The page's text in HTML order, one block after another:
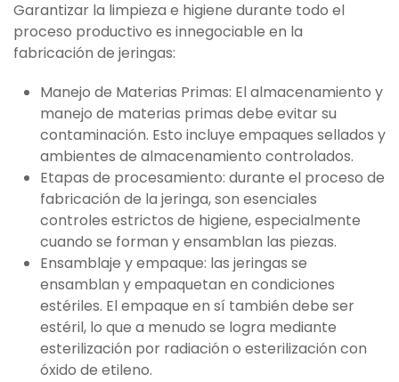
Garantizar la limpieza e higiene durante todo el
proceso productivo es innegociable en la
fabricación de jeringas:
Manejo de Materias Primas: El almacenamiento y
manejo de materias primas debe evitar su
contaminación. Esto incluye empaques sellados y
ambientes de almacenamiento controlados.
Etapas de procesamiento: durante el proceso de
fabricación de la jeringa, son esenciales
controles estrictos de higiene, especialmente
cuando se forman y ensamblan las piezas.
Ensamblaje y empaque: las jeringas se
ensamblan y empaquetan en condiciones
estériles. El empaque en sí también debe ser
estéril, lo que a menudo se logra mediante
esterilización por radiación o esterilización con
óxido de etileno.